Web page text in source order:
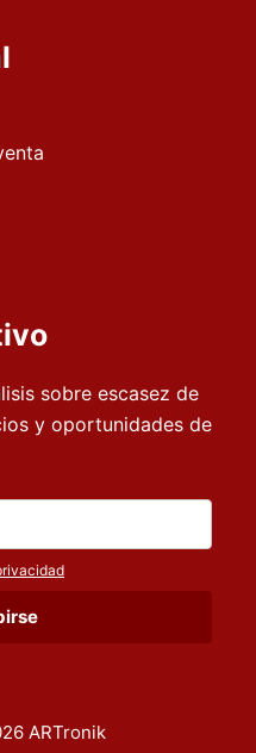
sobre escasez de
y oportunidades de
ARTronik